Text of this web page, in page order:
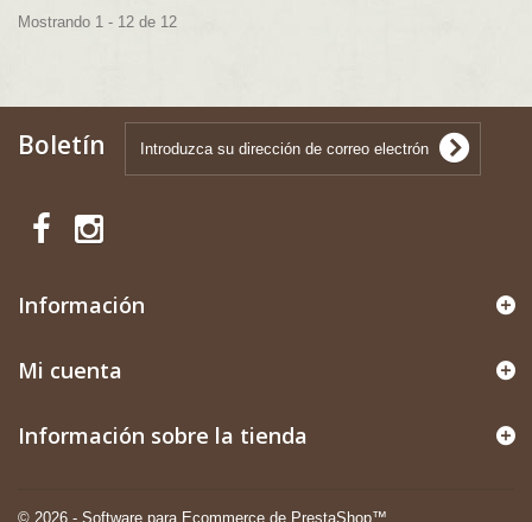
Mostrando 1 - 12 de 12
Boletín
Información
© 2026 - Software para Ecommerce de PrestaShop™
Mi cuenta
Información sobre la tienda